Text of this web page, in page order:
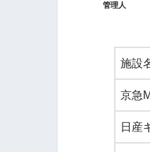
管理人
施設
京急M
日産